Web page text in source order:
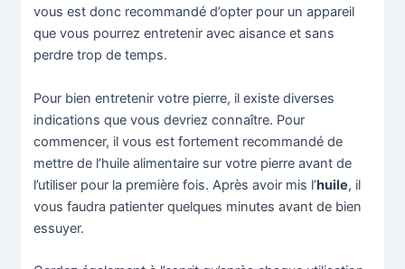
vous est donc recommandé d’opter pour un appareil
que vous pourrez entretenir avec aisance et sans
perdre trop de temps.
Pour bien entretenir votre pierre, il existe diverses
indications que vous devriez connaître. Pour
commencer, il vous est fortement recommandé de
mettre de l’huile alimentaire sur votre pierre avant de
l’utiliser pour la première fois. Après avoir mis l’huile, il
vous faudra patienter quelques minutes avant de bien
essuyer.